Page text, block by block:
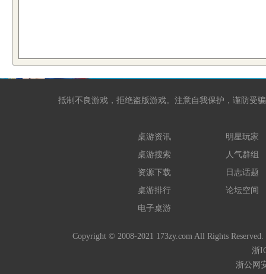
抵制不良游戏，拒绝盗版游戏。注意自我保护，谨防受
桌游资讯
桌游搜索
资源下载
桌游排行
电子桌游
明星玩家
人气群组
日志话题
论坛空间
Copyright © 2008-2021 173zy.com All Rights
浙
浙公网